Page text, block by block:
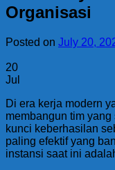
Organisasi
Posted on July 20,
20
Jul
Di era kerja modern
membangun tim
kunci keberhasilan
paling efektif yang
instansi saat ini